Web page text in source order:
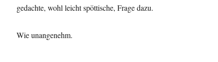
gedachte, wohl leicht spöttische, Frage dazu.
Wie unangenehm.